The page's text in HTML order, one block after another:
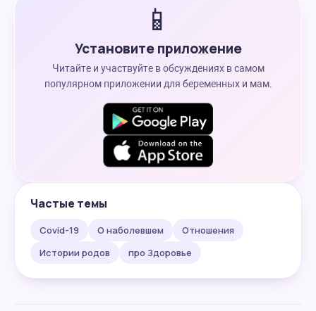
📱
Установите приложение
Читайте и участвуйте в обсуждениях в самом
популярном приложении для беременных и мам.
Частые темы
Covid-19 О наболевшем
Отношения
Истории родов
про Здоровье